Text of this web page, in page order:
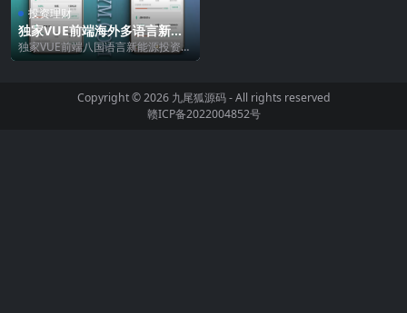
投资理财
独家VUE前端海外多语言新能
源投资理财系统，支持八国语
言
独家VUE前端八国语言新能源投资理
财系统 | 充电桩/氢能源/光伏电站理
Copyright © 2026 九尾狐源码- All rights reserved
赣ICP备2022004852号